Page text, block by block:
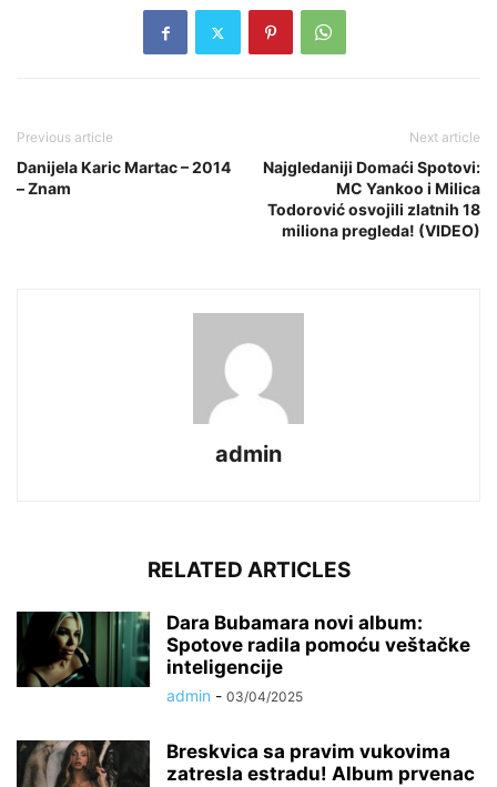
Previous article
Danijela Karic Martac – 2014
– Znam
Next article
Najgledaniji Domaći Spotovi:
MC Yankoo i Milica
Todorović osvojili zlatnih 18
miliona pregleda! (VIDEO)
admin
RELATED ARTICLES
Dara Bubamara novi album:
Spotove radila pomoću veštačke
inteligencije
admin - 03/04/2025
Breskvica sa pravim vukovima
zatresla estradu! Album prvenac